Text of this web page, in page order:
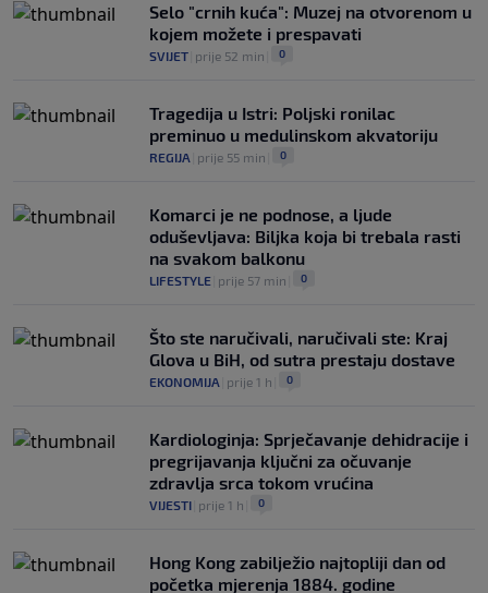
Selo "crnih kuća": Muzej na otvorenom u
kojem možete i prespavati
SVIJET prije 52 min 0
Tragedija u Istri: Poljski ronilac
preminuo u medulinskom akvatoriju
REGIJA prije 55 min 0
Komarci je ne podnose, a ljude
oduševljava: Biljka koja bi trebala rasti
na svakom balkonu
LIFESTYLE prije 57 min 0
Što ste naručivali, naručivali ste: Kraj
Glova u BiH, od sutra prestaju dostave
EKONOMIJA prije 1 h 0
Kardiologinja: Sprječavanje dehidracije i
pregrijavanja ključni za očuvanje
zdravlja srca tokom vrućina
VIJESTI prije 1 h 0
Hong Kong zabilježio najtopliji dan od
početka mjerenja 1884. godine